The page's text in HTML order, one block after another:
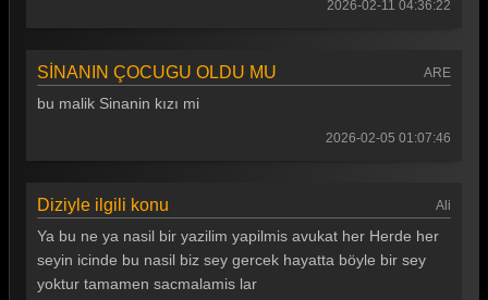
2026-02-11 04:36:22
SİNANIN ÇOCUGU OLDU MU ARE
bu malik Sinanin kızı mi
2026-02-05 01:07:46
Diziyle ilgili konu Ali
Ya bu ne ya nasil bir yazilim yapilmis avukat her Herde her
seyin icinde bu nasil biz sey gercek hayatta böyle bir sey
yoktur tamamen sacmalamis lar